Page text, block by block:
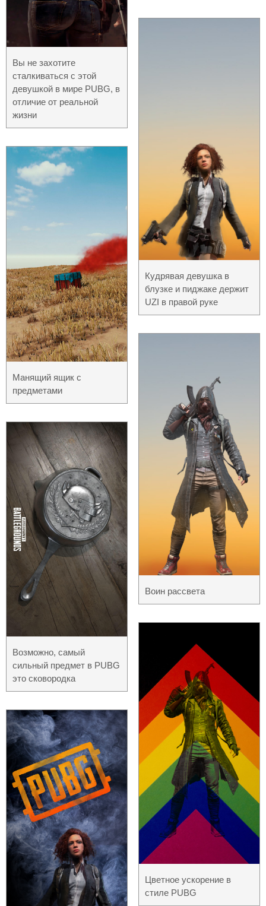
Вы не захотите
сталкиваться с этой
девушкой в мире PUBG, в
отличие от реальной
жизни
Манящий ящик с
предметами
Возможно, самый
сильный предмет в PUBG
это сковородка
Кудрявая девушка в
блузке и пиджаке держит
UZI в правой руке
Воин рассвета
Цветное ускорение в
стиле PUBG